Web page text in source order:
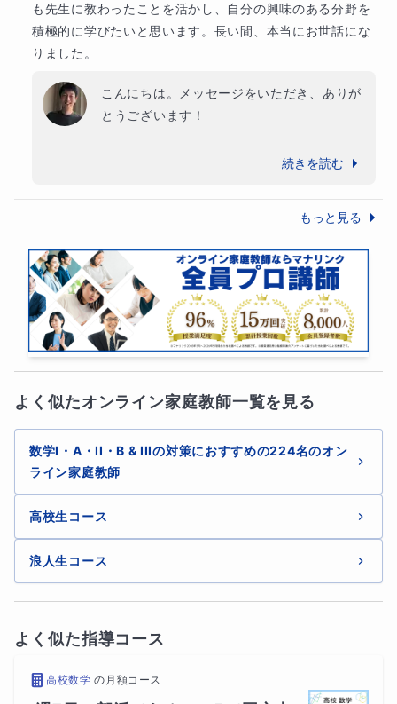
も先生に教わったことを活かし、自分の興味のある分野を
積極的に学びたいと思います。長い間、本当にお世話にな
りました。
こんにちは。メッセージをいただき、ありが
とうございます！
これまでの間、本当に真剣に学習に取り組ん
ね。
非常にハイレベルな内容を学習されました
し、しんどい時期もあったことと思います
が、絶対に投げ出さず、逃げることなく目標
に向かって前進を続けられ、素晴らしい結果
につながりました。
英語も数学も、間違いやすいクセをお持ちで
したが、最後には綺麗に克服され、申し分の
しました。継続的にご自身の答案を見返して
分析をされるという取り組みをされた成果で
す。
大学での勉強や研究も、どんどん進めてくだ
さいね。ますますのご発展をお祈りしており
ます。
続きを読む
もっと見る
よく似たオンライン家庭教師一覧を見る
数学I・A・II・B & IIIの対策におすすめの224名のオン
ライン家庭教師
高校生コース
浪人生コース
よく似た指導コース
高校数学 の 月額コース